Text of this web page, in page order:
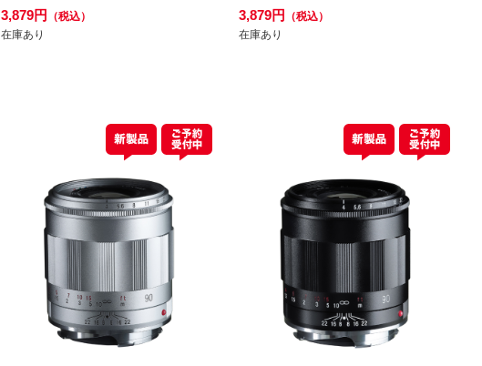
3,879円
（税込）
在庫あり
3,879円
（税込）
在庫あり